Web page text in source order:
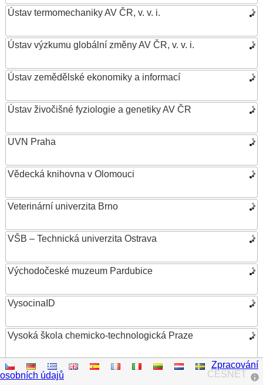
Ústav termomechaniky AV ČR, v. v. i.
Ústav výzkumu globální změny AV ČR, v. v. i.
Ústav zemědělské ekonomiky a informací
Ústav živočišné fyziologie a genetiky AV ČR
UVN Praha
Vědecká knihovna v Olomouci
Veterinární univerzita Brno
VŠB – Technická univerzita Ostrava
Východočeské muzeum Pardubice
VysocinaID
Vysoká škola chemicko-technologická Praze
Vysoká škola ekonomická v Praze
CESNET
Zpracování
osobních údajů